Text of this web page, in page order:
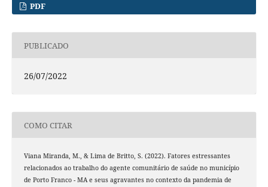
PDF
PUBLICADO
26/07/2022
COMO CITAR
Viana Miranda, M., & Lima de Britto, S. (2022). Fatores estressantes
relacionados ao trabalho do agente comunitário de saúde no município
de Porto Franco - MA e seus agravantes no contexto da pandemia de